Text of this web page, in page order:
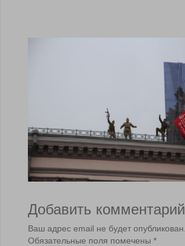
Добавить комментарий
Ваш адрес email не будет опубликован.
Обязательные поля помечены *